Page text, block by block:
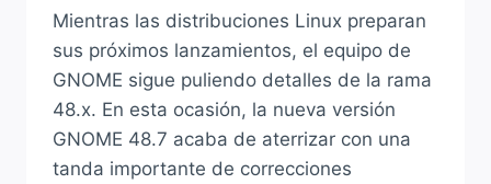
Mientras las distribuciones Linux preparan
sus próximos lanzamientos, el equipo de
GNOME sigue puliendo detalles de la rama
48.x. En esta ocasión, la nueva versión
GNOME 48.7 acaba de aterrizar con una
tanda importante de correcciones